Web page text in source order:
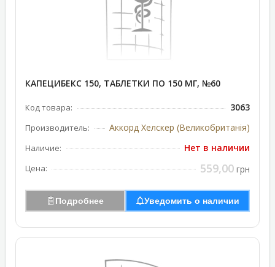
КАПЕЦИБЕКС 150, ТАБЛЕТКИ ПО 150 МГ, №60
Код товара: 3063
Производитель: Аккорд Хелскер (Великобританія)
Наличие: Нет в наличии
Цена: 559,00 грн
Подробнее Уведомить о наличии